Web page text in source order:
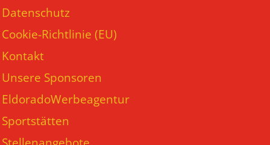
Datenschutz
Cookie-Richtlinie (EU)
Kontakt
Unsere Sponsoren
EldoradoWerbeagentur
Sportstätten